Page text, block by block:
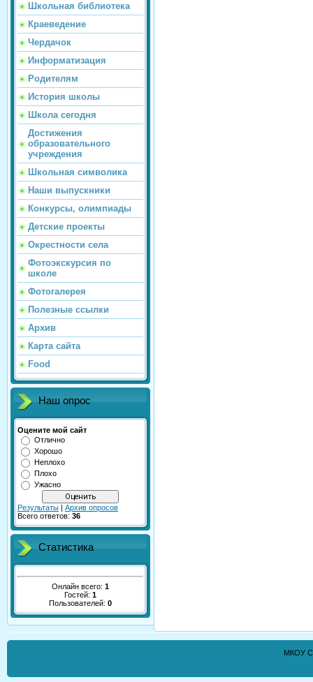
Школьная библиотека
Краеведение
Чердачок
Информатизация
Родителям
История школы
Школа сегодня
Достижения
образовательного
учреждения
Школьная символика
Наши выпускники
Конкурсы, олимпиады
Детские проекты
Окрестности села
Фотоэкскурсия по
школе
Фотогалерея
Полезные ссылки
Архив
Карта сайта
Food
Наш опрос
Оцените мой сайт
Отлично
Хорошо
Неплохо
Плохо
Ужасно
Результаты | Архив опросов
Всего ответов: 36
Статистика
Онлайн всего: 1
Гостей: 1
Пользователей: 0
МКОУ